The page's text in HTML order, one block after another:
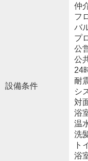
設備条件
仲
フ
バ
プ
公
公
24
耐
シ
対
浴
温
洗
ト
浴